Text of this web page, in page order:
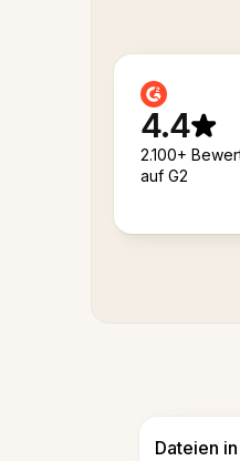
4.4
2.100+
auf G2
Dateien